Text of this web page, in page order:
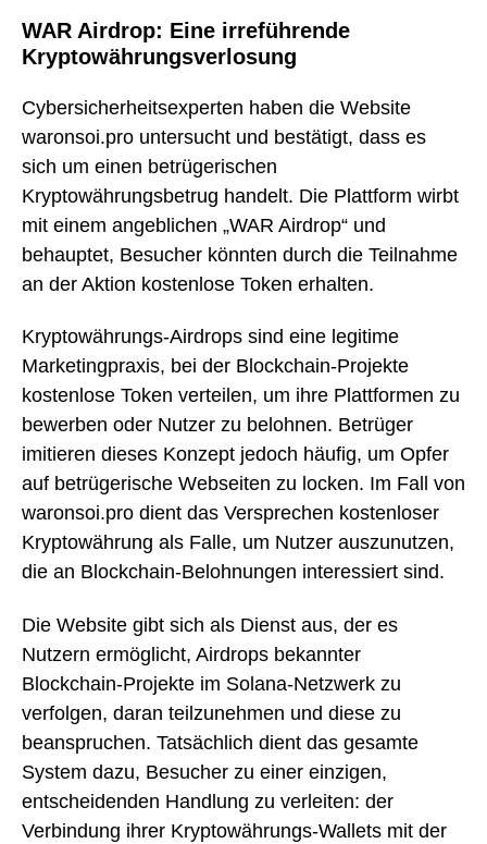
WAR Airdrop: Eine irreführende
Kryptowährungsverlosung
Cybersicherheitsexperten haben die Website
waronsoi.pro untersucht und bestätigt, dass es
sich um einen betrügerischen
Kryptowährungsbetrug handelt. Die Plattform wirbt
mit einem angeblichen „WAR Airdrop“ und
behauptet, Besucher könnten durch die Teilnahme
an der Aktion kostenlose Token erhalten.
Kryptowährungs-Airdrops sind eine legitime
Marketingpraxis, bei der Blockchain-Projekte
kostenlose Token verteilen, um ihre Plattformen zu
bewerben oder Nutzer zu belohnen. Betrüger
imitieren dieses Konzept jedoch häufig, um Opfer
auf betrügerische Webseiten zu locken. Im Fall von
waronsoi.pro dient das Versprechen kostenloser
Kryptowährung als Falle, um Nutzer auszunutzen,
die an Blockchain-Belohnungen interessiert sind.
Die Website gibt sich als Dienst aus, der es
Nutzern ermöglicht, Airdrops bekannter
Blockchain-Projekte im Solana-Netzwerk zu
verfolgen, daran teilzunehmen und diese zu
beanspruchen. Tatsächlich dient das gesamte
System dazu, Besucher zu einer einzigen,
entscheidenden Handlung zu verleiten: der
Verbindung ihrer Kryptowährungs-Wallets mit der